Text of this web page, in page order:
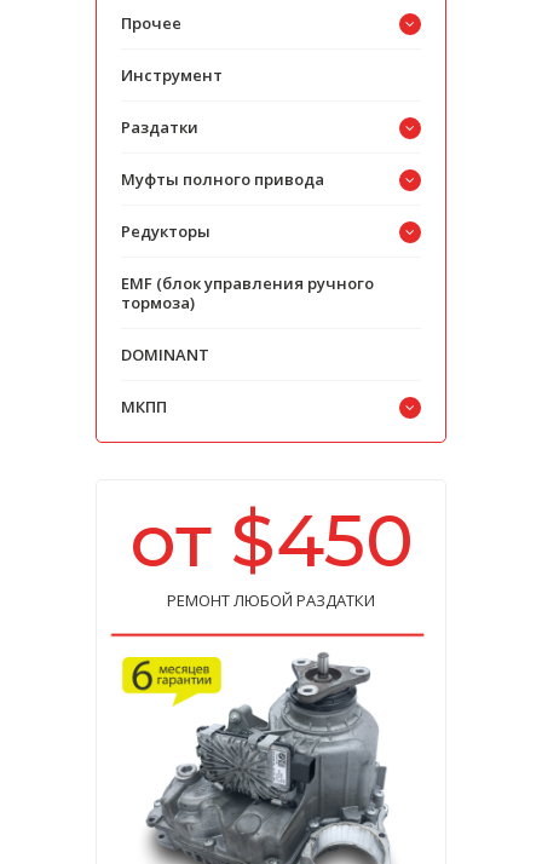
Прочее
Инструмент
Раздатки
Муфты полного привода
Редукторы
EMF (блок управления ручного
тормоза)
DOMINANT
МКПП
от $450
РЕМОНТ ЛЮБОЙ РАЗДАТКИ